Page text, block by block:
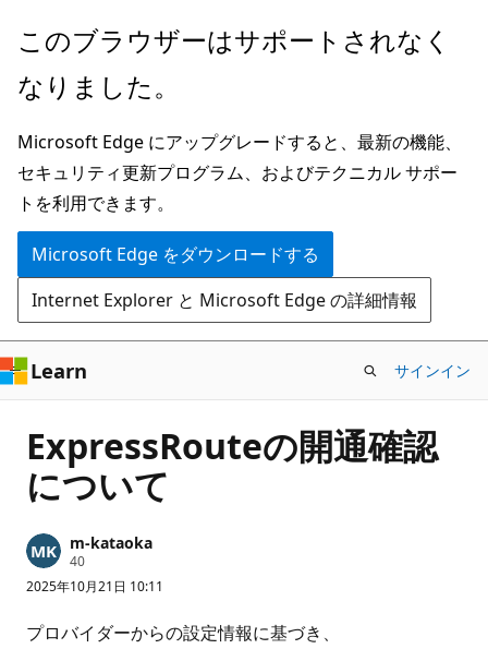
メ
ン
ン
テ
ン
ツ
に
ス
キ
ッ
プ
このブラウザーはサポートされなく
なりました。
Microsoft Edge にアップグレードすると、最新の機能、
セキュリティ更新プログラム、およびテクニカル サポー
トを利用できます。
Microsoft Edge をダウンロードする
Internet Explorer と Microsoft Edge の詳細情報
Learn サインイン
ExpressRouteの開通確認
について
m-kataoka
40評
価
の
イ
ン
2025年10月21日 10:11
プロバイダーからの設定情報に基づき、